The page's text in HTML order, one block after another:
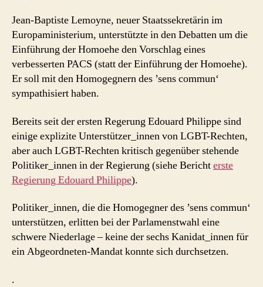
Jean-Baptiste Lemoyne, neuer Staatssekretärin im
Europaministerium, unterstützte in den Debatten um die
Einführung der Homoehe den Vorschlag eines
verbesserten PACS (statt der Einführung der Homoehe).
Er soll mit den Homogegnern des ’sens commun‘
sympathisiert haben.
Bereits seit der ersten Regerung Edouard Philippe sind
einige explizite Unterstützer_innen von LGBT-Rechten,
aber auch LGBT-Rechten kritisch gegenüber stehende
Politiker_innen in der Regierung (siehe Berichterste
Regierung Edouard Philippe).
Politiker_innen, die die Homogegner des ’sens commun‘
unterstützen, erlitten bei der Parlamenstwahl eine
schwere Niederlage – keine der sechs Kanidat_innen für
ein Abgeordneten-Mandat konnte sich durchsetzen.
.